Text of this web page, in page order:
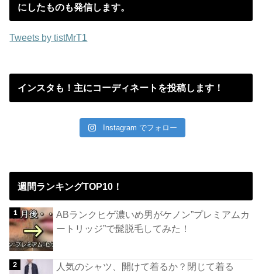
にしたものも発信します。
Tweets by tistMrT1
インスタも！主にコーディネートを投稿します！
Instagram でフォロー
週間ランキングTOP10！
ABランクヒゲ濃いめ男がケノン”プレミアムカ
ートリッジ”で髭脱毛してみた！
人気のシャツ、開けて着るか？閉じて着る